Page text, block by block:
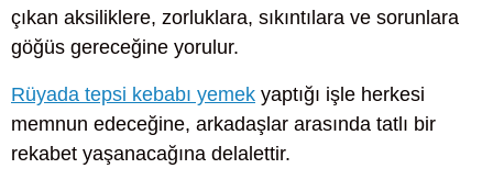
çıkan aksiliklere, zorluklara, sıkıntılara ve sorunlara
göğüs gereceğine yorulur.
Rüyada tepsi kebabı yemek yaptığı işle herkesi
memnun edeceğine, arkadaşlar arasında tatlı bir
rekabet yaşanacağına delalettir.